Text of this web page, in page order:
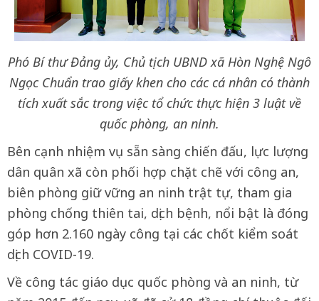
Phó Bí thư Đảng ủy, Chủ tịch UBND xã Hòn Nghệ Ngô
Ngọc Chuẩn trao giấy khen cho các cá nhân có thành
tích xuất sắc trong việc tổ chức thực hiện 3 luật về
quốc phòng, an ninh.
Bên cạnh nhiệm vụ sẵn sàng chiến đấu, lực lượng
dân quân xã còn phối hợp chặt chẽ với công an,
biên phòng giữ vững an ninh trật tự, tham gia
phòng chống thiên tai, dịch bệnh, nổi bật là đóng
góp hơn 2.160 ngày công tại các chốt kiểm soát
dịch COVID-19.
Về công tác giáo dục quốc phòng và an ninh, từ